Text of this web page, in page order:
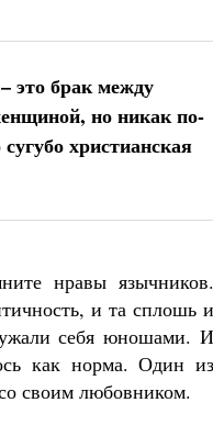
это брак между
но никак по-
христианская
нравы язычников.
и та сплошь и
себя юношами. И
как норма. Один из
своим любовником.